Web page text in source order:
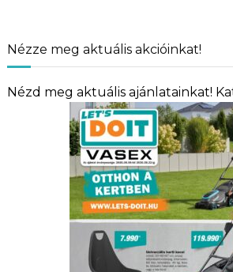
Nézze meg aktuális akcióinkat!
Nézd meg aktuális ajánlatainkat!